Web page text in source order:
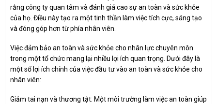
rằng công ty quan tâm và đánh giá cao sự an toàn và sức khỏe
của họ. Điều này tạo ra một tinh thần làm việc tích cực, sáng tạo
và đóng góp hơn từ phía nhân viên.
Việc đảm bảo an toàn và sức khỏe cho nhân lực chuyên môn
trong một tổ chức mang lại nhiều lợi ích quan trọng. Dưới đây là
một số lợi ích chính của việc đầu tư vào an toàn và sức khỏe cho
nhân viên:
Giảm tai nạn và thương tật: Một môi trường làm việc an toàn giúp